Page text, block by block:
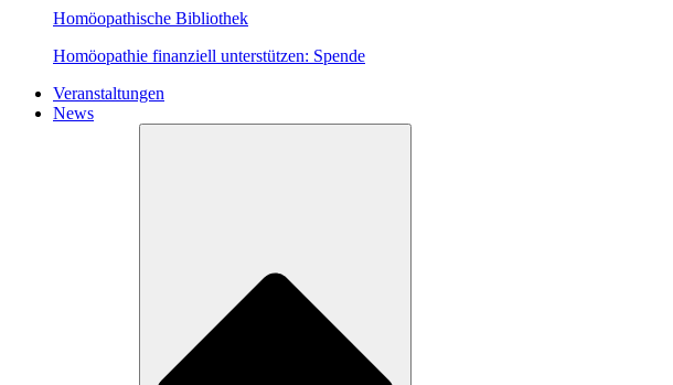
Homöopathische Bibliothek
Homöopathie finanziell unterstützen: Spende
Veranstaltungen
News